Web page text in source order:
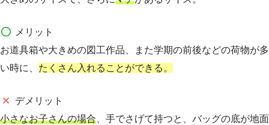
メリット
お道具箱や大きめの図工作品、また学期の前後などの荷物が多
い時に、 たくさん入れることができる。
デメリット
小さなお子さんの場合、手でさげて持つと、バッグの底が地面